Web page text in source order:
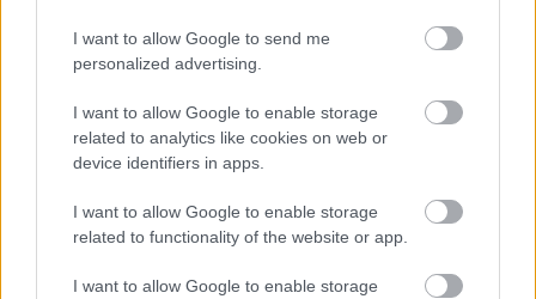
I want to allow Google to send me
personalized advertising.
I want to allow Google to enable storage
related to analytics like cookies on web or
device identifiers in apps.
I want to allow Google to enable storage
related to functionality of the website or app.
I want to allow Google to enable storage
Címkék:reklám Facebook IT